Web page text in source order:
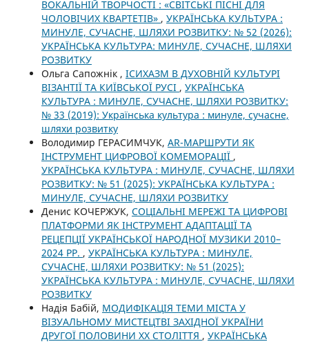
ВОКАЛЬНІЙ ТВОРЧОСТІ : «СВІТСЬКІ ПІСНІ ДЛЯ
ЧОЛОВІЧИХ КВАРТЕТІВ» , УКРАЇНСЬКА КУЛЬТУРА :
МИНУЛЕ, СУЧАСНЕ, ШЛЯХИ РОЗВИТКУ: № 52 (2026):
УКРАЇНСЬКА КУЛЬТУРА: МИНУЛЕ, СУЧАСНЕ, ШЛЯХИ
РОЗВИТКУ
Ольга Сапожнік , ІСИХАЗМ В ДУХОВНІЙ КУЛЬТУРІ
ВІЗАНТІЇ ТА КИЇВСЬКОЇ РУСІ , УКРАЇНСЬКА
КУЛЬТУРА : МИНУЛЕ, СУЧАСНЕ, ШЛЯХИ РОЗВИТКУ:
№ 33 (2019): Українська культура : минуле, сучасне,
шляхи розвитку
Володимир ГЕРАСИМЧУК, AR-МАРШРУТИ ЯК
ІНСТРУМЕНТ ЦИФРОВОЇ КОМЕМОРАЦІЇ ,
УКРАЇНСЬКА КУЛЬТУРА : МИНУЛЕ, СУЧАСНЕ, ШЛЯХИ
РОЗВИТКУ: № 51 (2025): УКРАЇНСЬКА КУЛЬТУРА :
МИНУЛЕ, СУЧАСНЕ, ШЛЯХИ РОЗВИТКУ
Денис КОЧЕРЖУК, СОЦІАЛЬНІ МЕРЕЖІ ТА ЦИФРОВІ
ПЛАТФОРМИ ЯК ІНСТРУМЕНТ АДАПТАЦІЇ ТА
РЕЦЕПЦІЇ УКРАЇНСЬКОЇ НАРОДНОЇ МУЗИКИ 2010–
2024 РР. , УКРАЇНСЬКА КУЛЬТУРА : МИНУЛЕ,
СУЧАСНЕ, ШЛЯХИ РОЗВИТКУ: № 51 (2025):
УКРАЇНСЬКА КУЛЬТУРА : МИНУЛЕ, СУЧАСНЕ, ШЛЯХИ
РОЗВИТКУ
Надія Бабій, МОДИФІКАЦІЯ ТЕМИ МІСТА У
ВІЗУАЛЬНОМУ МИСТЕЦТВІ ЗАХІДНОЇ УКРАЇНИ
ДРУГОЇ ПОЛОВИНИ ХХ СТОЛІТТЯ , УКРАЇНСЬКА